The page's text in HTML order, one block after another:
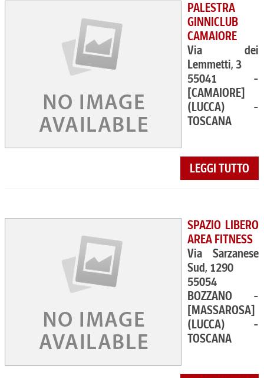
PALESTRA
GINNICLUB
CAMAIORE
Via dei
Lemmetti, 3
55041 -
[CAMAIORE]
(LUCCA) -
TOSCANA
LEGGI TUTTO
SPAZIO LIBERO
AREA FITNESS
Via Sarzanese
Sud, 1290
55054
BOZZANO -
[MASSAROSA]
(LUCCA) -
TOSCANA